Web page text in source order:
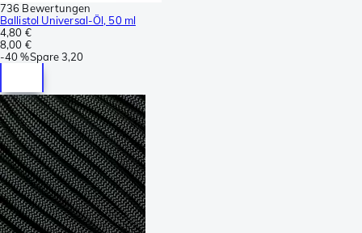
736 Bewertungen
Ballistol Universal-Öl, 50 ml
4,80 €
8,00 €
-40 %Spare3,20